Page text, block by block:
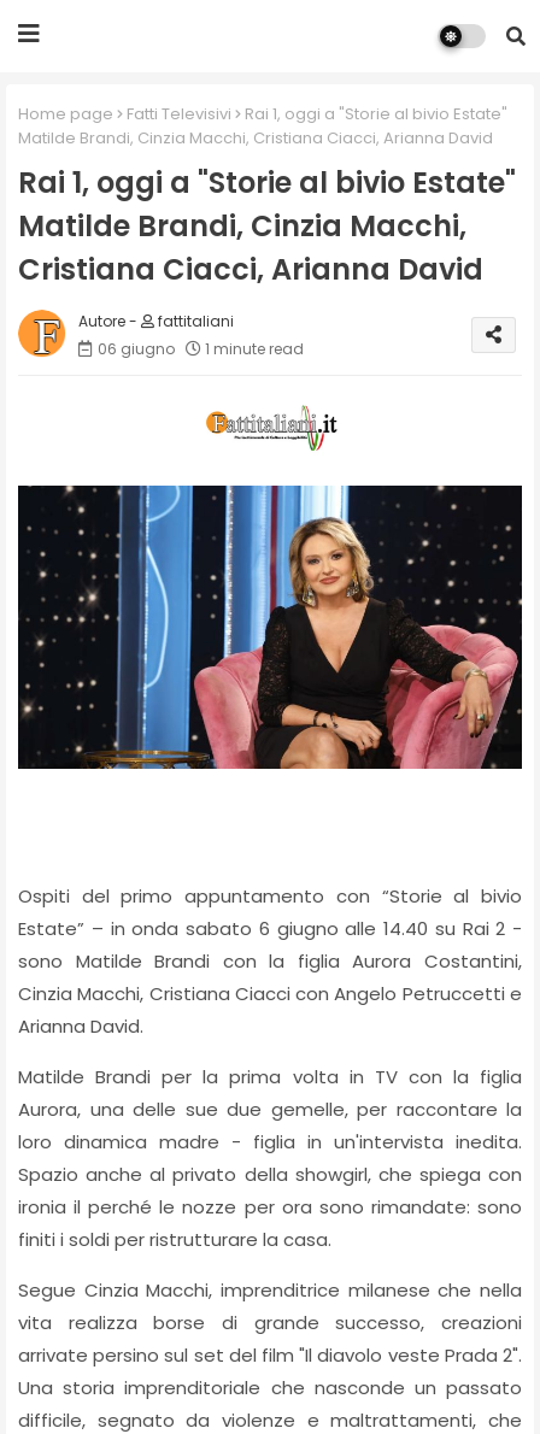
Home page Fatti Televisivi
Rai 1, oggi a "Storie al bivio Estate"
Matilde Brandi, Cinzia Macchi, Cristiana Ciacci, Arianna David
Rai 1, oggi a "Storie al bivio Estate"
Matilde Brandi, Cinzia Macchi,
Cristiana Ciacci, Arianna David
fattitaliani
06 giugno
1 minute read
Ospiti del primo appuntamento con “Storie al bivio
Estate” – in onda sabato 6 giugno alle 14.40 su Rai 2 -
sono Matilde Brandi con la figlia Aurora Costantini,
Cinzia Macchi, Cristiana Ciacci con Angelo Petruccetti e
Arianna David.
Matilde Brandi per la prima volta in TV con la figlia
Aurora, una delle sue due gemelle, per raccontare la
loro dinamica madre - figlia in un'intervista inedita.
Spazio anche al privato della showgirl, che spiega con
ironia il perché le nozze per ora sono rimandate: sono
finiti i soldi per ristrutturare la casa.
Segue Cinzia Macchi, imprenditrice milanese che nella
vita realizza borse di grande successo, creazioni
arrivate persino sul set del film "Il diavolo veste Prada 2".
Una storia imprenditoriale che nasconde un passato
difficile, segnato da violenze e maltrattamenti, che